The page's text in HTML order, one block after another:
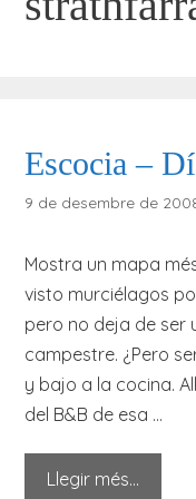
Escocia –
9 de desembre de
Mostra un mapa
visto murciélagos
pero no deja de ser
campestre. ¿Pero
y bajo a la cocina.
del B&B de esa …
Llegir més…